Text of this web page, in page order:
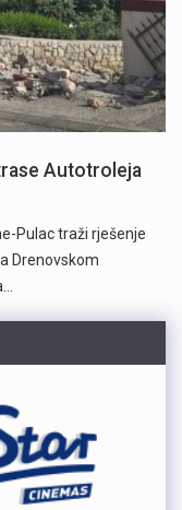
Autotroleja
Pulac traži rješenje
Drenovskom